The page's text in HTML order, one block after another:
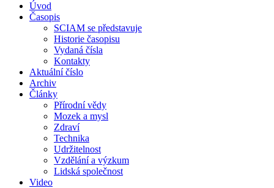
Úvod
Časopis
SCIAM se představuje
Historie časopisu
Vydaná čísla
Kontakty
Aktuální číslo
Archiv
Články
Přírodní vědy
Mozek a mysl
Zdraví
Technika
Udržitelnost
Vzdělání a výzkum
Lidská společnost
Video